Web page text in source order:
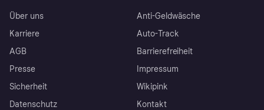
Über uns
Karriere
AGB
Presse
Sicherheit
Datenschutz
Anti-Geldwäsche
Auto-Track
Barrierefreiheit
Impressum
Wikipink
Kontakt